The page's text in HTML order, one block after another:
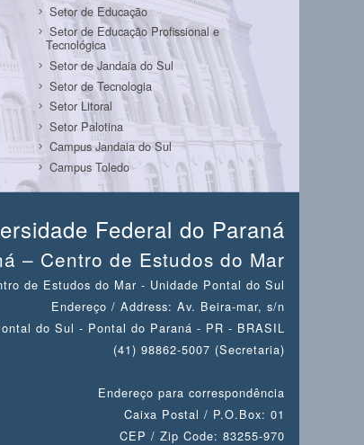
Setor de Educação
Setor de Educação Profissional e
Tecnológica
Setor de Jandaia do Sul
Setor de Tecnologia
Setor Litoral
Setor Palotina
Campus Jandaia do Sul
Campus Toledo
Federal do Paraná
– Centro de Estudos do Mar
de Estudos do Mar - Unidade Pontal do Sul
Endereço / Address: Av. Beira-mar, s/n
do Sul - Pontal do Paraná - PR - BRASIL
(41) 98862-5007 (Secretaria)
Endereço para correspondência
Caixa Postal / P.O.Box: 01
CEP / Zip Code: 83255-970